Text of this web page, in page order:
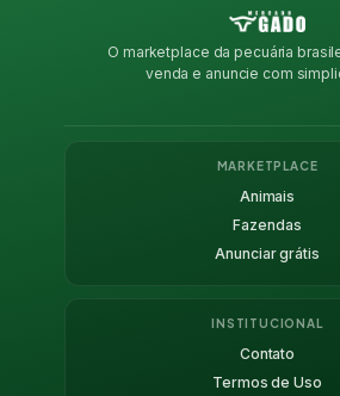
O marketplace da pecuária
venda e anuncie com
MARKETPLACE
Animais
Fazendas
Anunciar grátis
INSTITUCIONAL
Contato
Termos de Uso